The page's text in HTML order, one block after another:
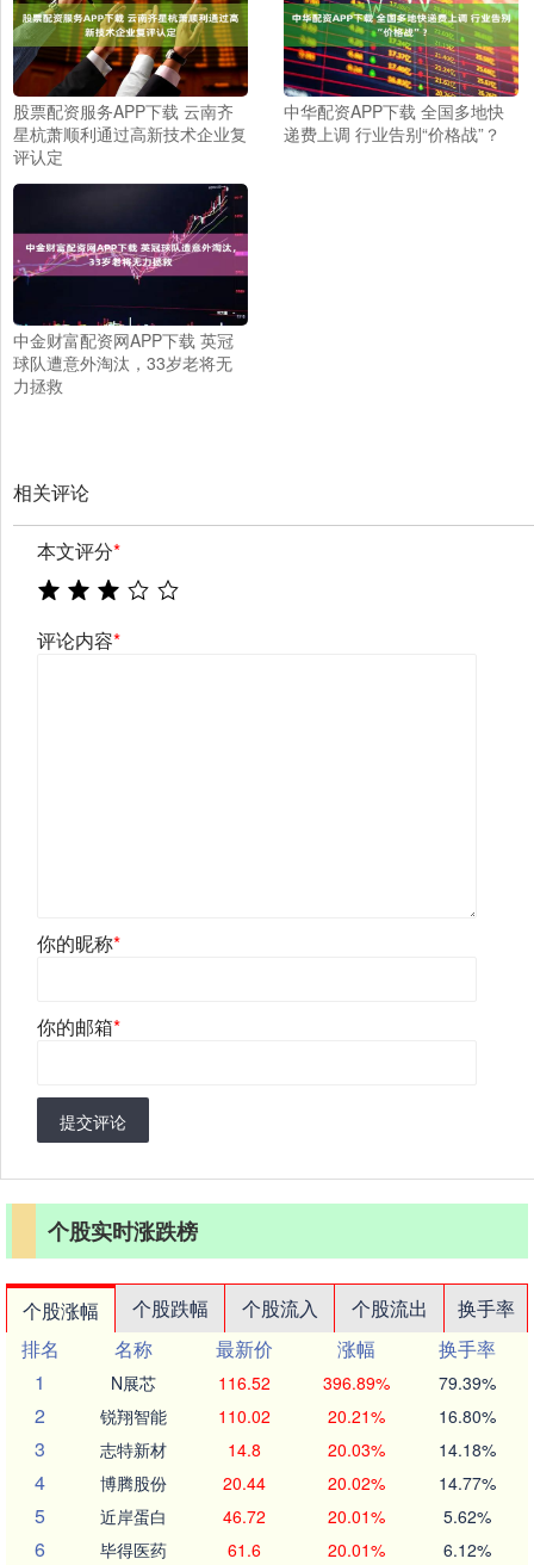
股票配资服务APP下载 云南齐
星杭萧顺利通过高新技术企业复
评认定
中华配资APP下载 全国多地快
递费上调 行业告别“价格战”？
中金财富配资网APP下载 英冠
球队遭意外淘汰，33岁老将无
力拯救
相关评论
本文评分*
评论内容*
你的昵称*
你的邮箱*
提交评论
个股实时涨跌榜
个股涨幅 个股跌幅 个股流入 个股流出
换手率
排名
名称 最新价 涨幅
换手率
1
N展芯 116.52 396.89% 79.39%
2 锐翔智能 110.02 20.21% 16.80%
3 志特新材 14.8 20.03% 14.18%
4 博腾股份 20.44 20.02% 14.77%
5 近岸蛋白 46.72 20.01% 5.62%
6 毕得医药 61.6 20.01% 6.12%